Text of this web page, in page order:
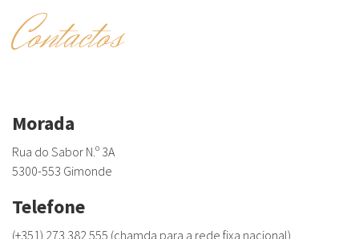
Contactos
Morada
Rua do Sabor N.º 3A
5300-553 Gimonde
Telefone
(+351) 273 382 555 (chamda para a rede fixa nacional)